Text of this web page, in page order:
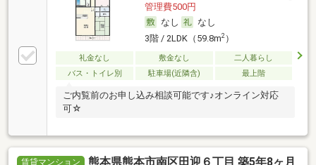
管理費500円
なし
なし
3階 / 2LDK（59.8m2）
礼金なし 敷金なし
二人暮らし
バス・トイレ別
駐車場(近隣含) 最上階
ご内覧前のお申し込み相談可能です♪オンライン対応
可☆
賃貸マンション 熊本県熊本市南区田迎６丁目 築5年8ヶ月